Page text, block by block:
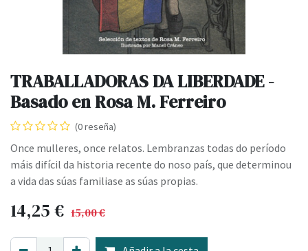
TRABALLADORAS DA LIBERDADE -
Basado en Rosa M. Ferreiro
(0 reseña)
Once mulleres, once relatos. Lembranzas todas do período
máis difícil da historia recente do noso país, que determinou
a vida das súas familiase as súas propias.
14,25 € 15,00€